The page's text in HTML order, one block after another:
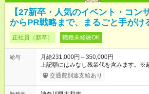
【27新卒・人気のイベント・コン
からPR戦略まで、まるごと手がけ
正社員（新卒） 職種未経験OK
給与
月給231,000円～350,000円
上記額にはみなし残業代を含みます。※
ます。 みなし残業代 24,000円 ～ 37,000
間 15時間／月 【給与】 月給： 大
交通費別途支給あり